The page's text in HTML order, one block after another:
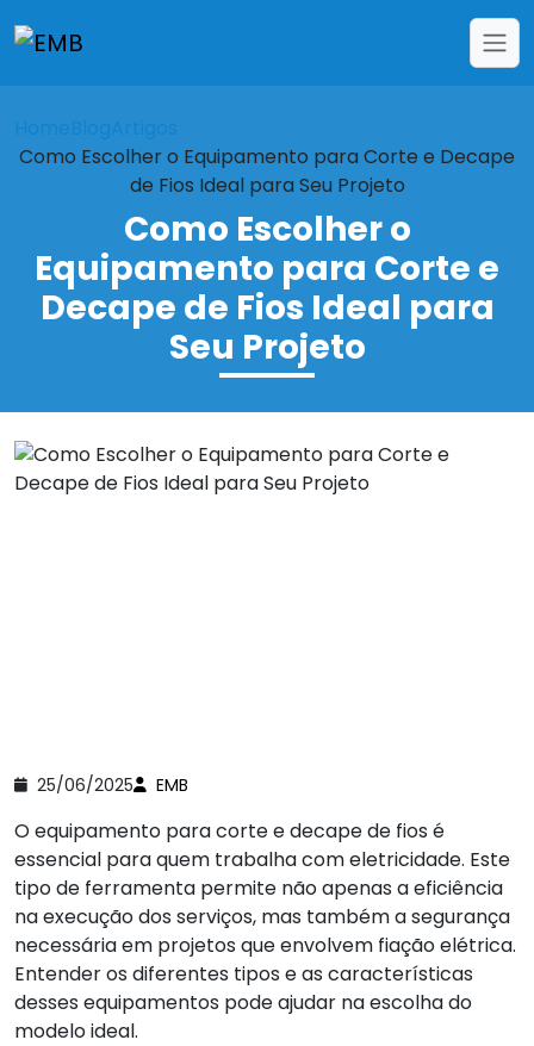
Home Blog
Artigos
Como Escolher o Equipamento para Corte e Decape
de Fios Ideal para Seu Projeto
Como Escolher o
Equipamento para Corte e
Decape de Fios Ideal para
Seu Projeto
25/06/2025 EMB
O equipamento para corte e decape de fios é
essencial para quem trabalha com eletricidade. Este
tipo de ferramenta permite não apenas a eficiência
na execução dos serviços, mas também a segurança
necessária em projetos que envolvem fiação elétrica.
Entender os diferentes tipos e as características
desses equipamentos pode ajudar na escolha do
modelo ideal.